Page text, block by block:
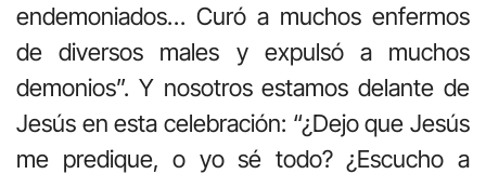
endemoniados… Curó a muchos enfermos
de diversos males y expulsó a muchos
demonios”. Y nosotros estamos delante de
Jesús en esta celebración: “¿Dejo que Jesús
me predique, o yo sé todo? ¿Escucho a